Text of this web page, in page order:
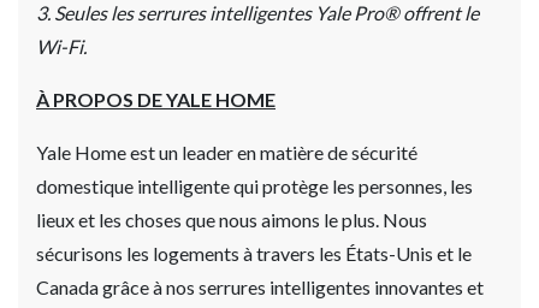
3. Seules les serrures intelligentes Yale Pro® offrent le
Wi-Fi.
À PROPOS DE YALE HOME
Yale Home est un leader en matière de sécurité
domestique intelligente qui protège les personnes, les
lieux et les choses que nous aimons le plus. Nous
sécurisons les logements à travers les États-Unis et le
Canada grâce à nos serrures intelligentes innovantes et